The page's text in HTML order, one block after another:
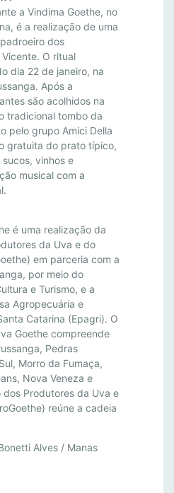
a Vindima Goethe, no
é a realização de uma
dos
O ritual
dia 22 de janeiro, na
Após a
são acolhidos na
tradicional tombo da
pelo grupo Amici Della
gratuita do prato típico,
vinhos e
musical com a
é uma realização da
da Uva e do
em parceria com a
por meio do
e Turismo, e a
Agropecuária e
Catarina (Epagri). O
Goethe compreende
Pedras
Morro da Fumaça,
Nova Veneza e
dos Produtores da Uva e
reúne a cadeia
Alves / Manas